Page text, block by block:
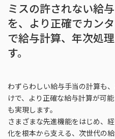
ミスの許されない給
を、より正確でカン
で給与計算、年次処
す。
わずらわしい給与手当の計算も
けで、より正確な給与計算が可
も実現します。
さまざまな先進機能をはじめ、
化を根本から支える、次世代の給